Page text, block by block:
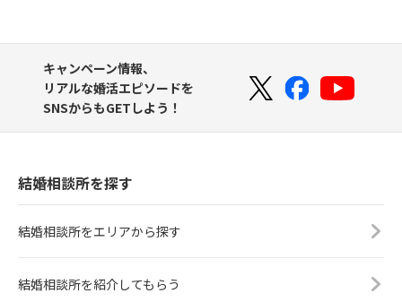
キャンペーン情報、
リアルな婚活エピソードを
SNSからもGETしよう！
結婚相談所を探す
結婚相談所をエリアから探す
結婚相談所を紹介してもらう